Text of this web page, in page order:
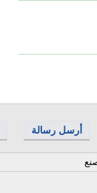
أرسل رسالة